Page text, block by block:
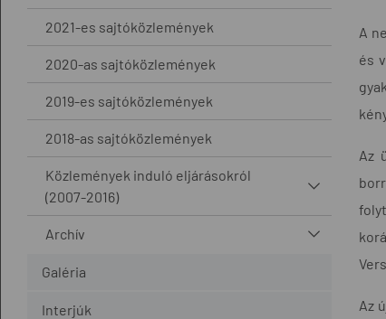
2021-es sajtóközlemények
2020-as sajtóközlemények
2019-es sajtóközlemények
2018-as sajtóközlemények
Közlemények induló eljárásokról
(2007-2016)
Archív
Galéria
Interjúk
A
és
Az
Az